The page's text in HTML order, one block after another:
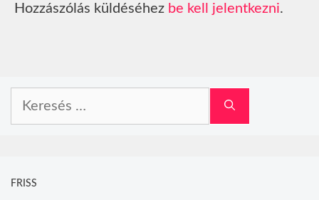
Hozzászólás küldéséhez be kell jelentkezni.
FRISS